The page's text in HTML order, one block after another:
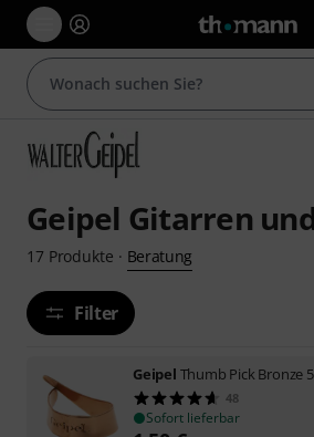
Geipel Gitarren
17 Produkte · Beratung
Filter
Geipel Thumb Pick Bronze 5
48
Sofort lieferbar